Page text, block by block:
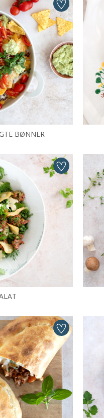
BØNNER